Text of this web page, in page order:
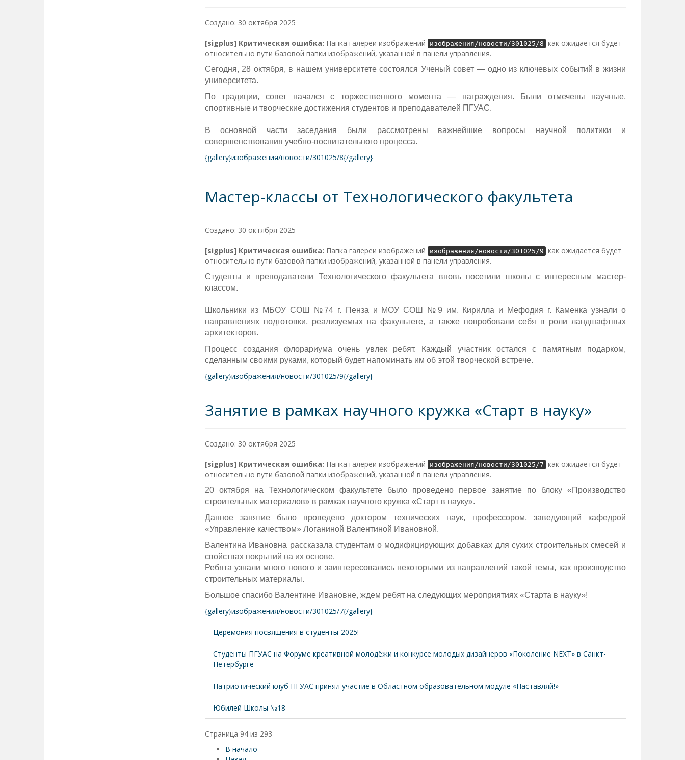
Создано: 30 октября 2025
[sigplus] Критическая ошибка: Папка галереи изображений изображения/новости/301025/8 как ожидается будет
относительно пути базовой папки изображений, указанной в панели управления.
Сегодня, 28 октября, в нашем университете состоялся Ученый совет — одно из ключевых событий в жизни
университета.
По традиции, совет начался с торжественного момента — награждения. Были отмечены научные,
спортивные и творческие достижения студентов и преподавателей ПГУАС.
В основной части заседания были рассмотрены важнейшие вопросы научной политики и
совершенствования учебно-воспитательного процесса.
{gallery}изображения/новости/301025/8{/gallery}
Мастер-классы от Технологического факультета
Создано: 30 октября 2025
[sigplus] Критическая ошибка: Папка галереи изображений изображения/новости/301025/9 как ожидается будет
относительно пути базовой папки изображений, указанной в панели управления.
Студенты и преподаватели Технологического факультета вновь посетили школы с интересным мастер-
классом.
Школьники из МБОУ СОШ №74 г. Пенза и МОУ СОШ №9 им. Кирилла и Мефодия г. Каменка узнали о
направлениях подготовки, реализуемых на факультете, а также попробовали себя в роли ландшафтных
архитекторов.
Процесс создания флорариума очень увлек ребят. Каждый участник остался с памятным подарком,
сделанным своими руками, который будет напоминать им об этой творческой встрече.
{gallery}изображения/новости/301025/9{/gallery}
Занятие в рамках научного кружка «Старт в науку»
Создано: 30 октября 2025
[sigplus] Критическая ошибка: Папка галереи изображений изображения/новости/301025/7 как ожидается будет
относительно пути базовой папки изображений, указанной в панели управления.
20 октября на Технологическом факультете было проведено первое занятие по блоку «Производство
строительных материалов» в рамках научного кружка «Старт в науку».
Данное занятие было проведено доктором технических наук, профессором, заведующий кафедрой
«Управление качеством» Логаниной Валентиной Ивановной.
Валентина Ивановна рассказала студентам о модифицирующих добавках для сухих строительных смесей и
свойствах покрытий на их основе.
Ребята узнали много нового и заинтересовались некоторыми из направлений такой темы, как производство
строительных материалы.
Большое спасибо Валентине Ивановне, ждем ребят на следующих мероприятиях «Старта в науку»!
{gallery}изображения/новости/301025/7{/gallery}
Церемония посвящения в студенты-2025!
Студенты ПГУАС на Форуме креативной молодёжи и конкурсе молодых дизайнеров «Поколение NEXT» в Санкт-
Петербурге
Патриотический клуб ПГУАС принял участие в Областном образовательном модуле «Наставляй!»
Юбилей Школы №18
Страница 94 из 293
В начало